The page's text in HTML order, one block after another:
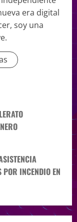
era digital
soy una
INCENDIO EN